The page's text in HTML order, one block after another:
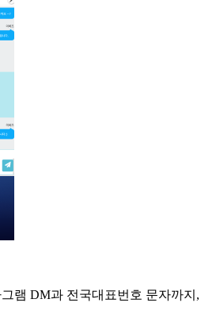
램 DM과 전국대표번호 문자까지 ,